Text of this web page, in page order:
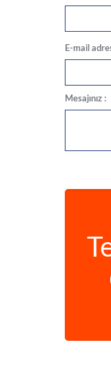
E-mail
Mesajınız :